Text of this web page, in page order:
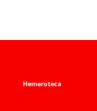
Hemeroteca